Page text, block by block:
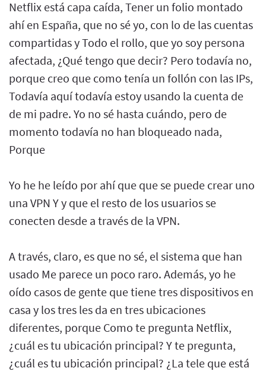
Netflix está capa caída, Tener un folio montado
ahí en España, que no sé yo, con lo de las cuentas
compartidas y Todo el rollo, que yo soy persona
afectada, ¿Qué tengo que decir? Pero todavía no,
porque creo que como tenía un follón con las IPs,
Todavía aquí todavía estoy usando la cuenta de
de mi padre. Yo no sé hasta cuándo, pero de
momento todavía no han bloqueado nada,
Porque
Yo he he leído por ahí que que se puede crear uno
una VPN Y y que el resto de los usuarios se
conecten desde a través de la VPN.
A través, claro, es que no sé, el sistema que han
usado Me parece un poco raro. Además, yo he
oído casos de gente que tiene tres dispositivos en
casa y los tres les da en tres ubicaciones
diferentes, porque Como te pregunta Netflix,
¿cuál es tu ubicación principal? Y te pregunta,
¿cuál es tu ubicación principal? ¿La tele que está